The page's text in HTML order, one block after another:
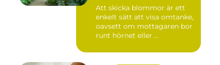
Att skicka blommor är ett
enkelt sätt att visa omtanke,
oavsett om mottagaren bor
runt hörnet eller ...